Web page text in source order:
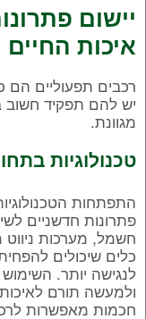
יישום
איכות החיים
רכבים תפעוליים הם
יש להם תפקיד חשוב
מגוונת.
טכנולוגיות
התפתחות
פתרונות חדשניים
חשמל, מערכות
כלים שיכולים
לנגישה יותר.
ולמעשה תורם לאיכות
חכמות מאפשרות